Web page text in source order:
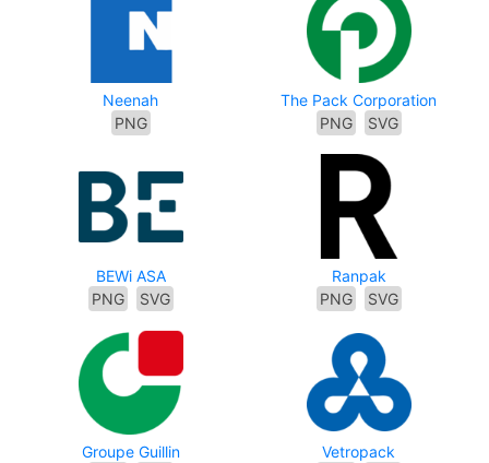
Neenah
PNG
The Pack Corporation
PNG
SVG
BEWi ASA
PNG
SVG
Ranpak
PNG
SVG
Groupe Guillin
Vetropack